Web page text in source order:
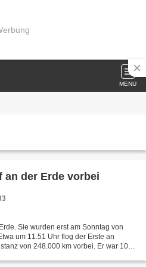
MENU
an der Erde vorbei
Sie wurden erst am Sonntag von
um 11.51 Uhr flog der Erste an
von 248.000 km vorbei. Er war 10 -